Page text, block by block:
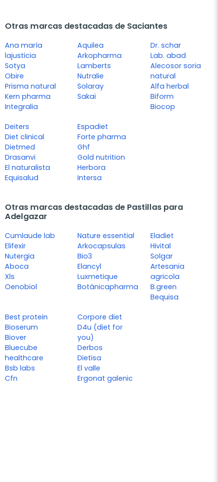
Otras marcas destacadas de Saciantes
Ana maría
lajusticia
Sotya
Obire
Prisma natural
Kern pharma
Integralia
Aquilea
Arkopharma
Lamberts
Nutralie
Solaray
Sakai
Dr. schar
Lab. abad
Alecosor soria
natural
Alfa herbal
Biform
Biocop
Deiters
Diet clinical
Dietmed
Drasanvi
El naturalista
Equisalud
Espadiet
Forte pharma
Ghf
Gold nutrition
Herbora
Intersa
Otras marcas destacadas de Pastillas para
Adelgazar
Cumlaude lab
Elifexir
Nutergia
Aboca
Xls
Oenobiol
Nature essential
Arkocapsulas
Bio3
Elancyl
Luxmetique
Botánicapharma
Eladiet
Hivital
Solgar
Artesania
agricola
B.green
Bequisa
Best protein
Bioserum
Biover
Bluecube
healthcare
Bsb labs
Cfn
Corpore diet
D4u (diet for
you)
Derbos
Dietisa
El valle
Ergonat galenic